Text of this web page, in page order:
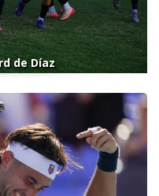
de Díaz